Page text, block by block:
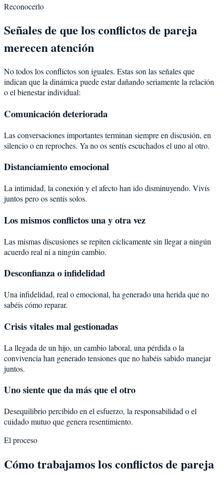
Reconocerlo
Señales de que los conflictos de pareja
merecen atención
No todos los conflictos son iguales. Estas son las señales que
indican que la dinámica puede estar dañando seriamente la relación
o el bienestar individual:
Comunicación deteriorada
Las conversaciones importantes terminan siempre en discusión, en
silencio o en reproches. Ya no os sentís escuchados el uno al otro.
Distanciamiento emocional
La intimidad, la conexión y el afecto han ido disminuyendo. Vivís
juntos pero os sentís solos.
Los mismos conflictos una y otra vez
Las mismas discusiones se repiten cíclicamente sin llegar a ningún
acuerdo real ni a ningún cambio.
Desconfianza o infidelidad
Una infidelidad, real o emocional, ha generado una herida que no
sabéis cómo reparar.
Crisis vitales mal gestionadas
La llegada de un hijo, un cambio laboral, una pérdida o la
convivencia han generado tensiones que no habéis sabido manejar
juntos.
Uno siente que da más que el otro
Desequilibrio percibido en el esfuerzo, la responsabilidad o el
cuidado mutuo que genera resentimiento.
El proceso
Cómo trabajamos los conflictos de pareja